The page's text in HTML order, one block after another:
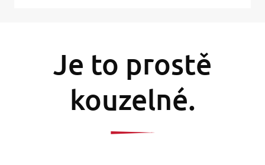
Je to prostě
kouzelné.